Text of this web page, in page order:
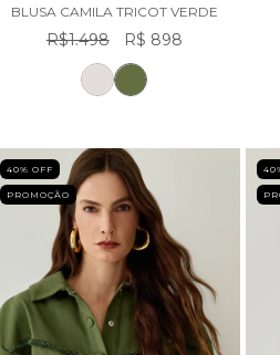
BLUSA CAMILA TRICOT VERDE
R$1.498 R$ 898
40% OFF
PROMOÇÃO
40